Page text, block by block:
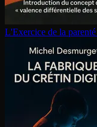
L'Exercice de la parenté